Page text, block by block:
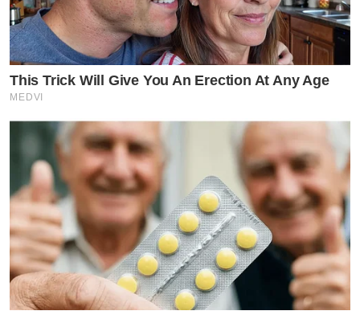
This Trick Will Give You An Erection At Any Age
MEDVI